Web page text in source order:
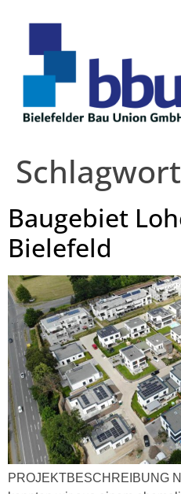
Baugebiet
Bielefeld
PROJEKTBESCHREIBUNG